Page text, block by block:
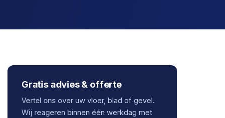
Gratis advies & offerte
Vertel ons over uw vloer, blad of gevel.
Wij reageren binnen één werkdag met